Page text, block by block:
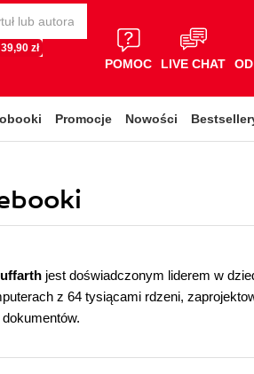
zł
POMOC LIVE CHAT
Promocje Nowości
jest doświadczonym liderem w
z 64 tysiącami rdzeni,